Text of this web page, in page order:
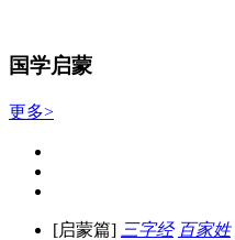
国学启蒙
更多>
[启蒙篇] 三字经 百家姓